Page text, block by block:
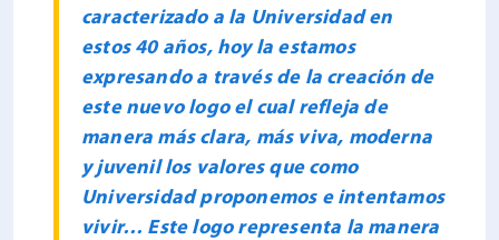
caracterizado a la Universidad en
estos 40 años, hoy la estamos
expresando a través de la creación de
este nuevo logo el cual refleja de
manera más clara, más viva, moderna
y juvenil los valores que como
Universidad proponemos e intentamos
vivir… Este logo representa la manera